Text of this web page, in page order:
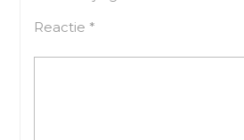
Reactie *